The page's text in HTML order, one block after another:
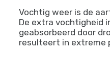
Vochtig weer is de
De extra vochtigheid
geabsorbeerd door
resulteert in extreme